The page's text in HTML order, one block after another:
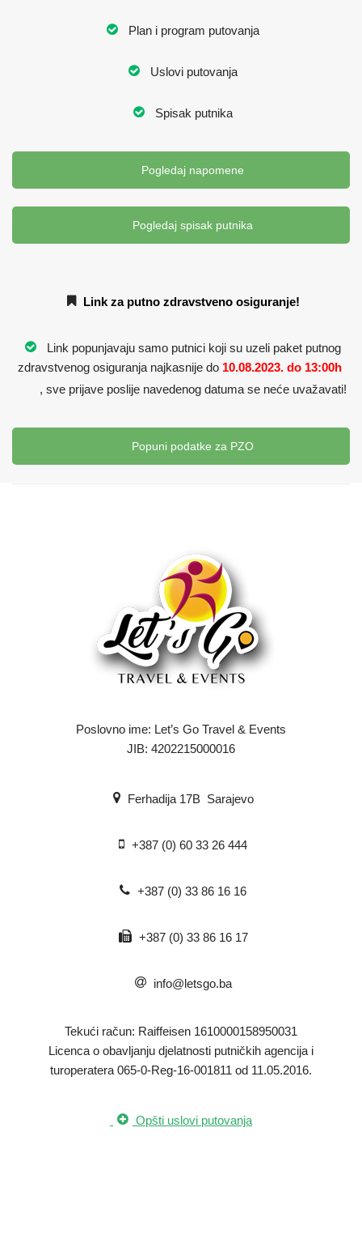
Plan i program putovanja
Uslovi putovanja
Spisak putnika
Pogledaj napomene
Pogledaj spisak putnika
Link za putno zdravstveno osiguranje!
Link popunjavaju samo putnici koji su uzeli paket putnog
zdravstvenog osiguranja najkasnije do 10.08.2023. do 13:00h
, sve prijave poslije navedenog datuma se neće uvažavati!
Popuni podatke za PZO
Poslovno ime: Let’s Go Travel & Events
JIB: 4202215000016
Ferhadija 17B Sarajevo
+387 (0) 60 33 26 444
+387 (0) 33 86 16 16
+387 (0) 33 86 16 17
info@letsgo.ba
Tekući račun: Raiffeisen 1610000158950031
​Licenca o obavljanju djelatnosti putničkih agencija i
turoperatera 065-0-Reg-16-001811 od 11.05.2016.
Opšti uslovi putovanja